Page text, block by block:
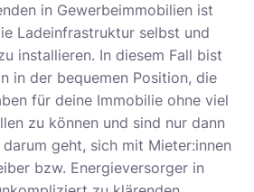
in Gewerbeimmobilien ist
Ladeinfrastruktur selbst und
installieren. In diesem Fall bist
in der bequemen Position, die
für deine Immobilie ohne viel
zu können und sind nur dann
geht, sich mit Mieter:innen
bzw. Energieversorger in